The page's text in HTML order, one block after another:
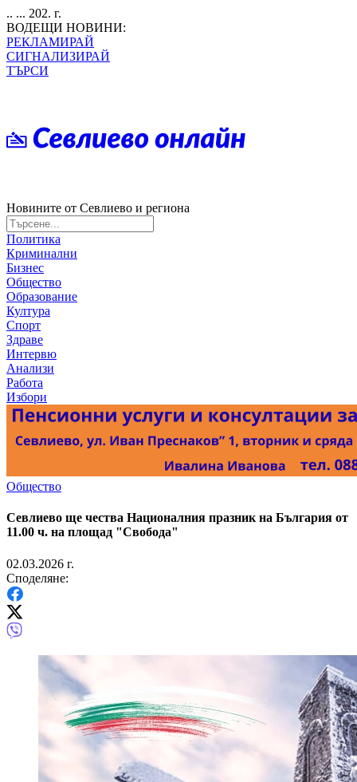
.. ... 202. г.
ВОДЕЩИ НОВИНИ:
РЕКЛАМИРАЙ
СИГНАЛИЗИРАЙ
ТЪРСИ
Новините от Севлиево и региона
Политика
Криминални
Бизнес
Общество
Образование
Култура
Спорт
Здраве
Интервю
Анализи
Работа
Избори
Общество
Севлиево ще чества Националния празник на България от
11.00 ч. на площад "Свобода"
02.03.2026 г.
Споделяне: